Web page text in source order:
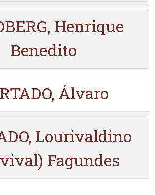
Henrique
Benedito
Álvaro
Lourivaldino
Fagundes